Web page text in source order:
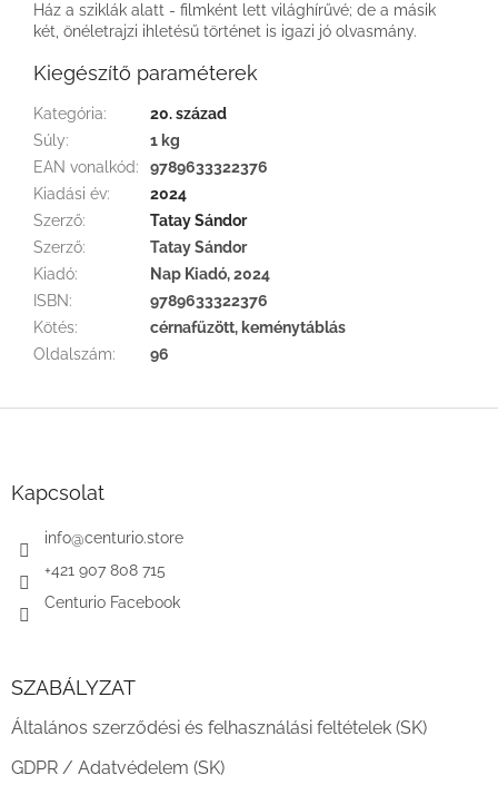
Ház a sziklák alatt - filmként lett világhírűvé; de a másik
két, önéletrajzi ihletésű történet is igazi jó olvasmány.
Kiegészítő paraméterek
Kategória:
20. század
Súly:
1 kg
EAN vonalkód:
9789633322376
Kiadási év:
2024
Szerző:
Tatay Sándor
Szerző:
Tatay Sándor
Kiadó:
Nap Kiadó, 2024
ISBN:
9789633322376
Kötés:
cérnafűzött, keménytáblás
Oldalszám: 96
Kapcsolat
info@centurio.store
+421 907 808 715
Centurio Facebook
SZABÁLYZAT
Általános szerződési és felhasználási feltételek (SK)
GDPR / Adatvédelem (SK)